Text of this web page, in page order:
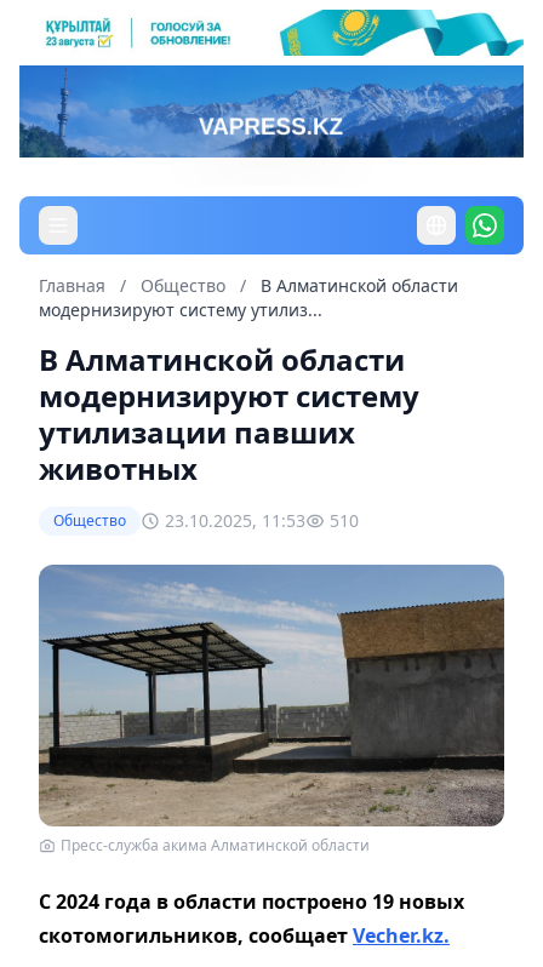
Главная / Общество /
В Алматинской области
модернизируют систему утилиз...
В Алматинской области
модернизируют систему
утилизации павших
животных
Общество 23.10.2025, 11:53 510
Пресс-служба акима Алматинской области
С 2024 года в области построено 19 новых
скотомогильников, сообщаетVecher.kz.